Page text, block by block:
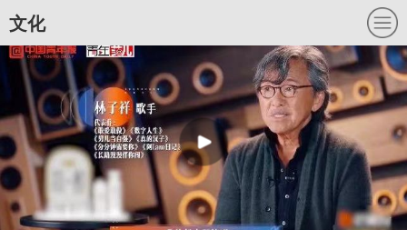
文化